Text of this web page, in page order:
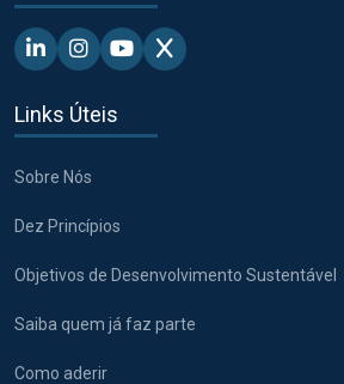
Linkedin - Pacto Global BR
Instagram - Pacto Global BR
Youtube - Pacto Global
X - Pacto Global BR
Links Úteis
Sobre Nós
Dez Princípios
Objetivos de Desenvolvimento Sustentável
Saiba quem já faz parte
Como aderir